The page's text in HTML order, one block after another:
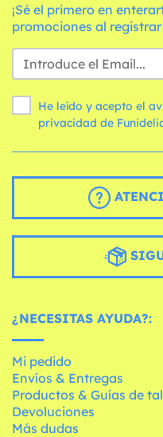
¡Sé el primero en
promociones al
He leído y acepto el
privacidad de
¿NECESITAS AYUDA?:
Mi pedido
Envíos & Entregas
Productos & Guías de
Devoluciones
Más dudas